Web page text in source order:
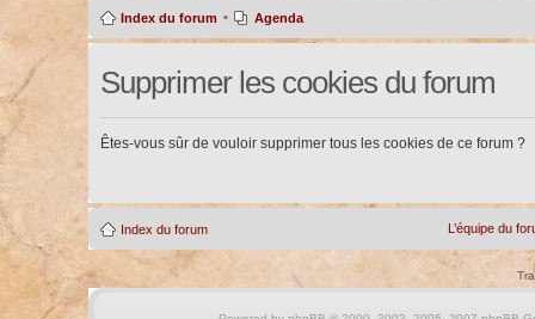
Index du forum • Agenda
Supprimer les cookies du forum
Êtes-vous sûr de vouloir supprimer tous les cookies de ce forum ?
Index du forum L’équipe du